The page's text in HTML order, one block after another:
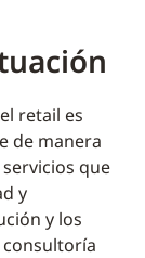
retail es
de manera
que
y
y los